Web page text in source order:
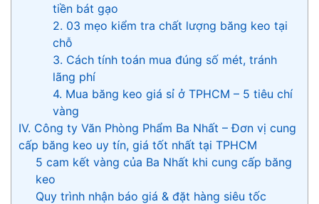
tiền bát gạo
2. 03 mẹo kiểm tra chất lượng băng keo tại
chỗ
3. Cách tính toán mua đúng số mét, tránh
lãng phí
4. Mua băng keo giá sỉ ở TPHCM – 5 tiêu chí
vàng
IV. Công ty Văn Phòng Phẩm Ba Nhất – Đơn vị cung
cấp băng keo uy tín, giá tốt nhất tại TPHCM
5 cam kết vàng của Ba Nhất khi cung cấp băng
keo
Quy trình nhận báo giá & đặt hàng siêu tốc